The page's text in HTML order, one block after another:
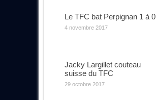
Le TFC bat Perpignan 1 à 0
4 novembre 2017
Jacky Largillet couteau
suisse du TFC
29 octobre 2017